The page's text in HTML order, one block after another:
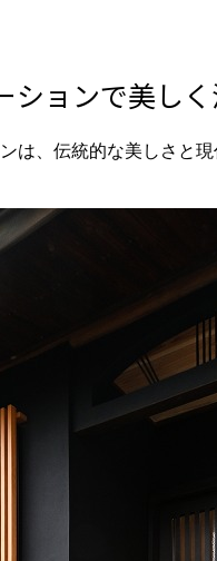
ションで美し
は、伝統的な美しさと